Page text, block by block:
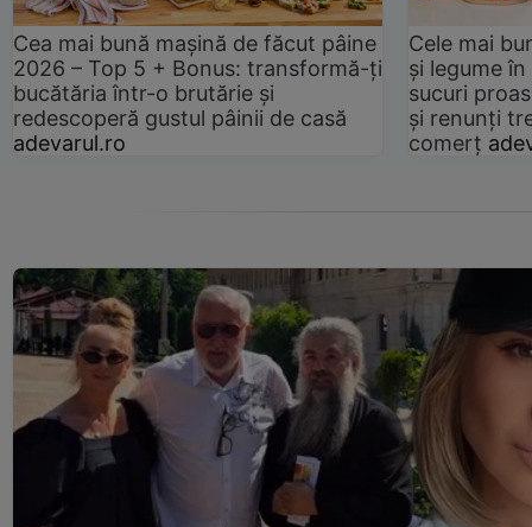
Cea mai bună mașină de făcut pâine
2026 – Top 5 + Bonus: transformă-ți
bucătăria într-o brutărie și
redescoperă gustul pâinii de casă
adevarul.ro
Cele mai
și legume
sucuri
și renunți
comerț